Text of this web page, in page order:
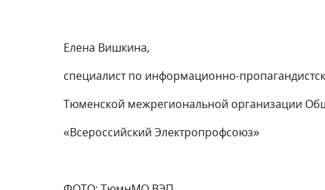
Елена Вишкина,
специалист по информационно-
Тюменской межрегиональной организации
«Всероссийский Электропрофсоюз»